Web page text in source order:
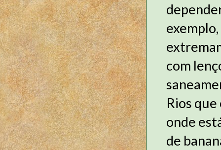
com
Rios
onde
de